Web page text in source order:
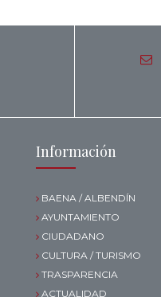
Información
BAENA / ALBENDÍN
AYUNTAMIENTO
CIUDADANO
CULTURA / TURISMO
TRASPARENCIA
ACTUALIDAD